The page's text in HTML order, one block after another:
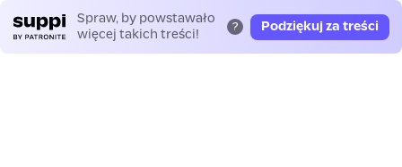
Spraw, by powstawało
więcej takich treści!
? Podziękuj za treści